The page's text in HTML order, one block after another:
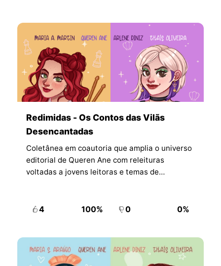
Redimidas - Os Contos das Vilãs
Desencantadas
Coletânea em coautoria que amplia o universo
editorial de Queren Ane com releituras
voltadas a jovens leitoras e temas de
4 100% 0 0%